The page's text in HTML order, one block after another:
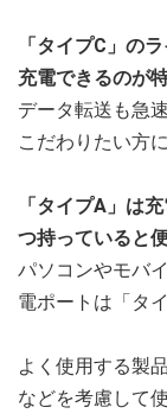
「タイプC」の
充電できるのが特
データ転送も急
こだわりたい方
「タイプA」は
つ持っていると
パソコンやモバ
電ポートは「タ
よく使用する製
などを考慮して